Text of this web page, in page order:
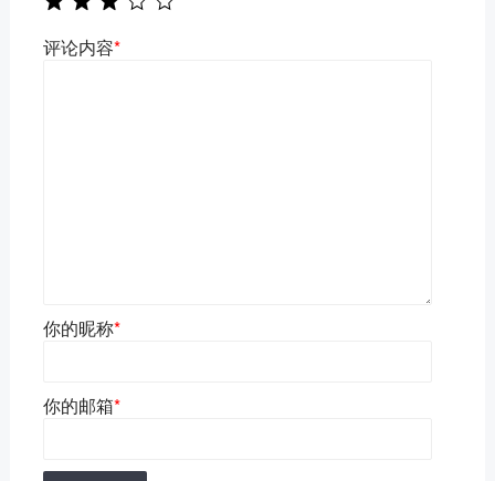
评论内容*
你的昵称*
你的邮箱*